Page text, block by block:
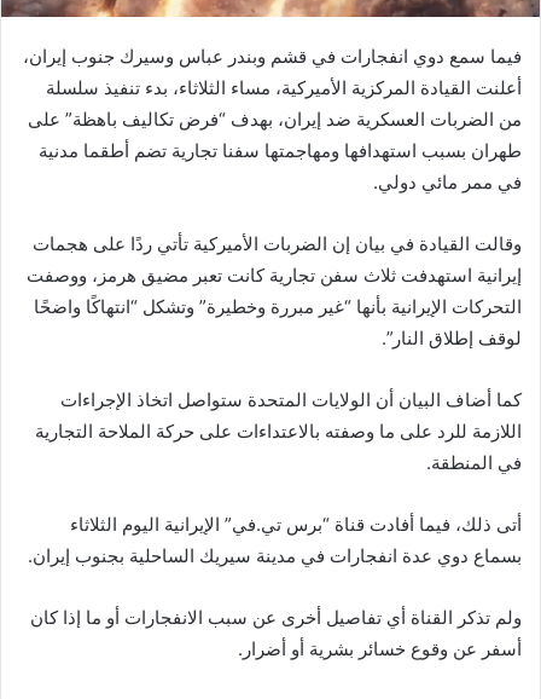
فيما سمع دوي انفجارات في قشم وبندر عباس وسيرك جنوب إيران،
أعلنت القيادة المركزية الأميركية، مساء الثلاثاء، بدء تنفيذ سلسلة
من الضربات العسكرية ضد إيران، بهدف “فرض تكاليف باهظة” على
طهران بسبب استهدافها ومهاجمتها سفنا تجارية تضم أطقما مدنية
في ممر مائي دولي.
وقالت القيادة في بيان إن الضربات الأميركية تأتي ردًا على هجمات
إيرانية استهدفت ثلاث سفن تجارية كانت تعبر مضيق هرمز، ووصفت
التحركات الإيرانية بأنها “غير مبررة وخطيرة” وتشكل “انتهاكًا واضحًا
لوقف إطلاق النار”.
كما أضاف البيان أن الولايات المتحدة ستواصل اتخاذ الإجراءات
اللازمة للرد على ما وصفته بالاعتداءات على حركة الملاحة التجارية
في المنطقة.
أتى ذلك، فيما أفادت قناة “برس تي.في” الإيرانية اليوم الثلاثاء
بسماع دوي عدة انفجارات في مدينة سيريك الساحلية بجنوب إيران.
ولم تذكر القناة أي تفاصيل أخرى عن سبب الانفجارات أو ما إذا كان
أسفر عن وقوع خسائر بشرية أو أضرار.